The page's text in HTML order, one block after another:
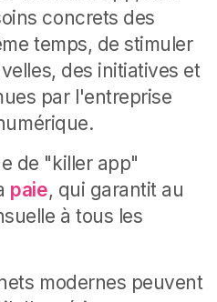
concrets des
temps, de stimuler
des initiatives et
par l'entreprise
de "killer app"
paie, qui garantit au
à tous les
modernes peuvent